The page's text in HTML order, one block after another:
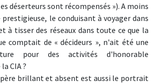
déserteurs sont récompensés »). A moins
le conduisant à voyager dans
à tisser des réseaux dans toute ce que la
comptait de « décideurs », n'ait été une
pour des activités d'honorable
CIA ?
brillant et absent est aussi le portrait